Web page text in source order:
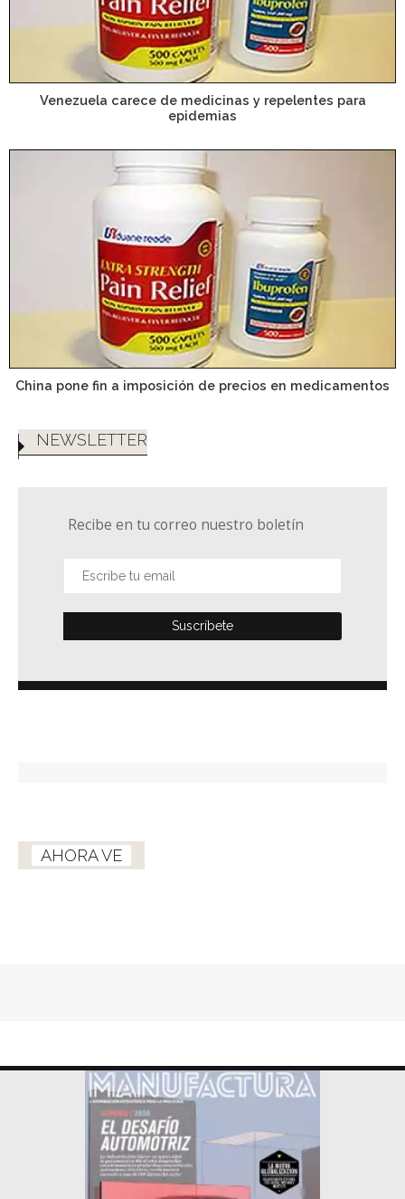
Venezuela carece de medicinas y repelentes para
epidemias
China pone fin a imposición de precios en medicamentos
NEWSLETTER
Recibe en tu correo nuestro boletín
AHORA VE